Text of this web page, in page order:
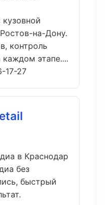
на-Дону.
контроль
каждом этапе....
17-27
в Краснодар
без
быстрый